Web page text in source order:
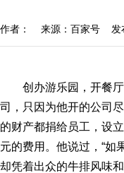
作者： 来源：百家号 发
创办游乐园，开餐
司，只因为他开的公司
的财产都捐给员工，设
元的费用。他说过，“如
却凭着出众的牛排风味